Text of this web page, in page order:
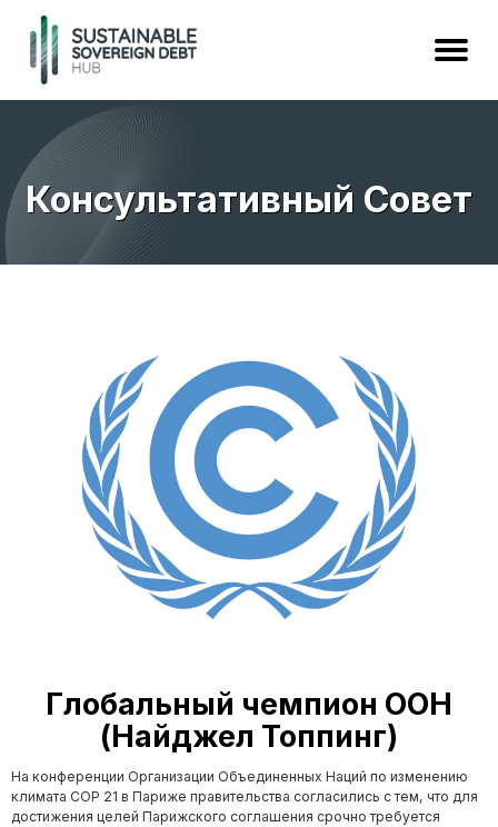
Консультативный Совет
Глобальный чемпион ООН
(Найджел Топпинг)
На конференции Организации Объединенных Наций по изменению
климата COP 21 в Париже правительства согласились с тем, что для
достижения целей Парижского соглашения срочно требуется